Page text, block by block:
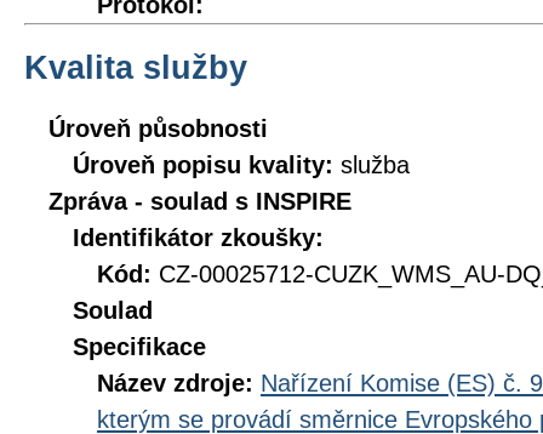
Kvalita služby
Úroveň působnosti
Úroveň popisu kvality: služba
Zpráva - soulad s INSPIRE
Identifikátor zkoušky:
Kód: CZ-00025712-CUZK_WMS_AU-
Soulad
Specifikace
Název zdroje: Nařízení Komise (ES) č.
kterým se provádí směrnice